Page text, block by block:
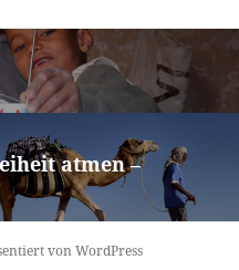
atmen –
von WordPress